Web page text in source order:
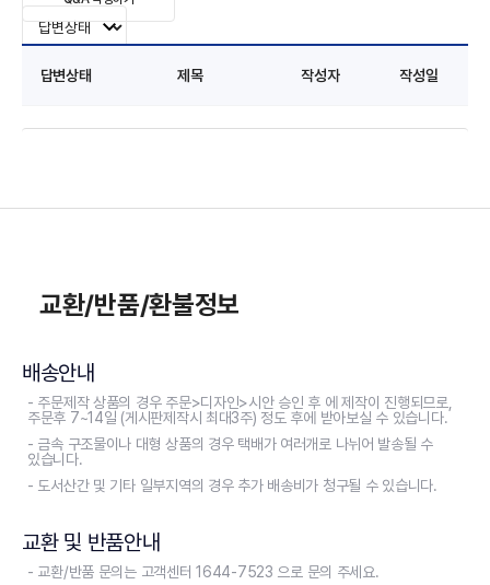
답변상태 제목 작성자 작성일
교환/반품/환불정보
배송안내
- 주문제작 상품의 경우 주문>디자인>시안 승인 후 에 제작이 진행되므로,
주문후 7~14일 (게시판제작시 최대3주) 정도 후에 받아보실 수 있습니다.
- 금속 구조물이나 대형 상품의 경우 택배가 여러개로 나뉘어 발송될 수
있습니다.
- 도서산간 및 기타 일부지역의 경우 추가 배송비가 청구될 수 있습니다.
교환 및 반품안내
- 교환/반품 문의는 고객센터 1644-7523 으로 문의 주세요.